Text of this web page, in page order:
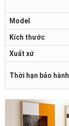
Model
Kích thước
Xuất xứ
Thời hạn bảo hành